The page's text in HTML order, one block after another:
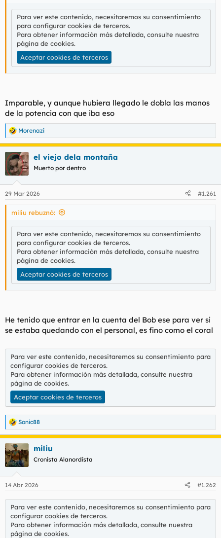
Para ver este contenido, necesitaremos su consentimiento
para configurar cookies de terceros.
Para obtener información más detallada, consulte nuestra
página de cookies.
Aceptar cookies de terceros
Imparable, y aunque hubiera llegado le dobla las manos
de la potencia con que iba eso
R
e
a
c
c
i
e
s
Morenazi
el viejo dela montaña
Muerto por dentro
29 Mar 2026 #1.261
miliu rebuznó:
Para ver este contenido, necesitaremos su consentimiento
para configurar cookies de terceros.
Para obtener información más detallada, consulte nuestra
página de cookies.
Aceptar cookies de terceros
He tenido que entrar en la cuenta del Bob ese para ver si
se estaba quedando con el personal, es fino como el coral
Para ver este contenido, necesitaremos su consentimiento para
configurar cookies de terceros.
Para obtener información más detallada, consulte nuestra
página de cookies.
Aceptar cookies de terceros
R
e
a
c
c
i
e
Sonic88
miliu
Cronista Alanordista
14 Abr 2026 #1.262
Para ver este contenido, necesitaremos su consentimiento para
configurar cookies de terceros.
Para obtener información más detallada, consulte nuestra
página de cookies.